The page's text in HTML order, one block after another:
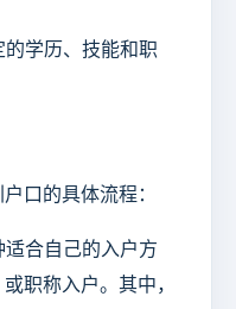
学历、技能和职
口的具体流程：
合自己的入户方
职称入户。其中，